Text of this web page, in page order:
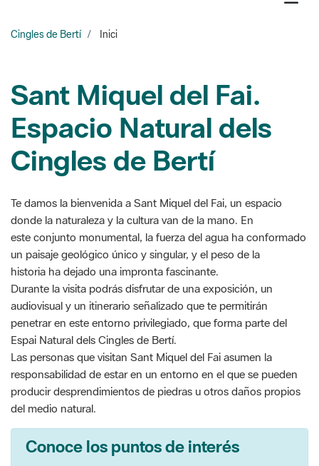
Cingles de Bertí Inici
Sant Miquel del Fai.
Espacio Natural dels
Cingles de Bertí
Te damos la bienvenida a Sant Miquel del Fai, un espacio
donde la naturaleza y la cultura van de la mano. En
este conjunto monumental, la fuerza del agua ha conformado
un paisaje geológico único y singular, y el peso de la
historia ha dejado una impronta fascinante.
Durante la visita podrás disfrutar de una exposición, un
audiovisual y un itinerario señalizado que te permitirán
penetrar en este entorno privilegiado, que forma parte del
Espai Natural dels Cingles de Bertí.
Las personas que visitan Sant Miquel del Fai asumen la
responsabilidad de estar en un entorno en el que se pueden
producir desprendimientos de piedras u otros daños propios
del medio natural.
Conoce los puntos de interés